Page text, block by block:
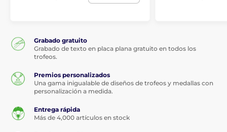
Grabado gratuito
Grabado de texto en placa plana gratuito en todos los
trofeos.
Premios personalizados
Una gama inigualable de diseños de trofeos y medallas con
personalización a medida.
Entrega rápida
Más de 4,000 artículos en stock